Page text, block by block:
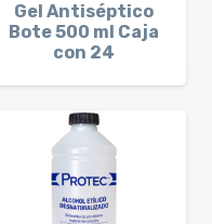
Gel Antiséptico
Bote 500 ml Caja
con 24